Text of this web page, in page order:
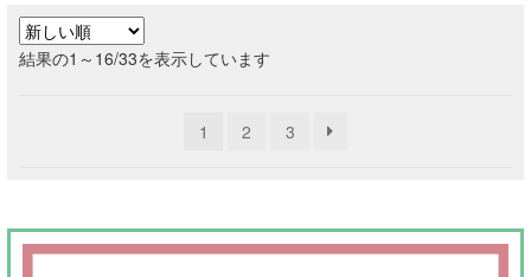
格
は
た。
格
は
す。
¥75,000
た。
す。
結果の1～16/33を表示しています新
1 2 3